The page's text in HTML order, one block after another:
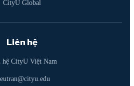
CityU Global
Liên hệ
hệ CityU Việt Nam